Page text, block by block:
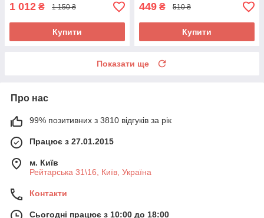
1 012 ₴ 1 150 ₴
Купити
449 ₴ 510 ₴
Купити
Показати ще
Про нас
99% позитивних з 3810 відгуків за рік
Працює з 27.01.2015
м. Київ
Рейтарська 31\16, Київ, Україна
Контакти
Сьогодні працює з 10:00 до 18:00